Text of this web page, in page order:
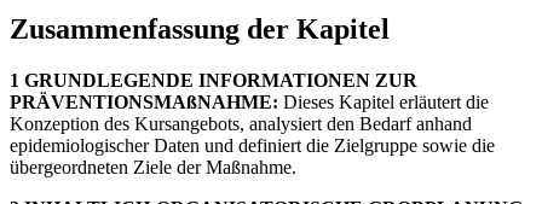
Zusammenfassung der Kapitel
1 GRUNDLEGENDE INFORMATIONEN ZUR
PRÄVENTIONSMAßNAHME: Dieses Kapitel erläutert die
Konzeption des Kursangebots, analysiert den Bedarf anhand
epidemiologischer Daten und definiert die Zielgruppe sowie die
übergeordneten Ziele der Maßnahme.